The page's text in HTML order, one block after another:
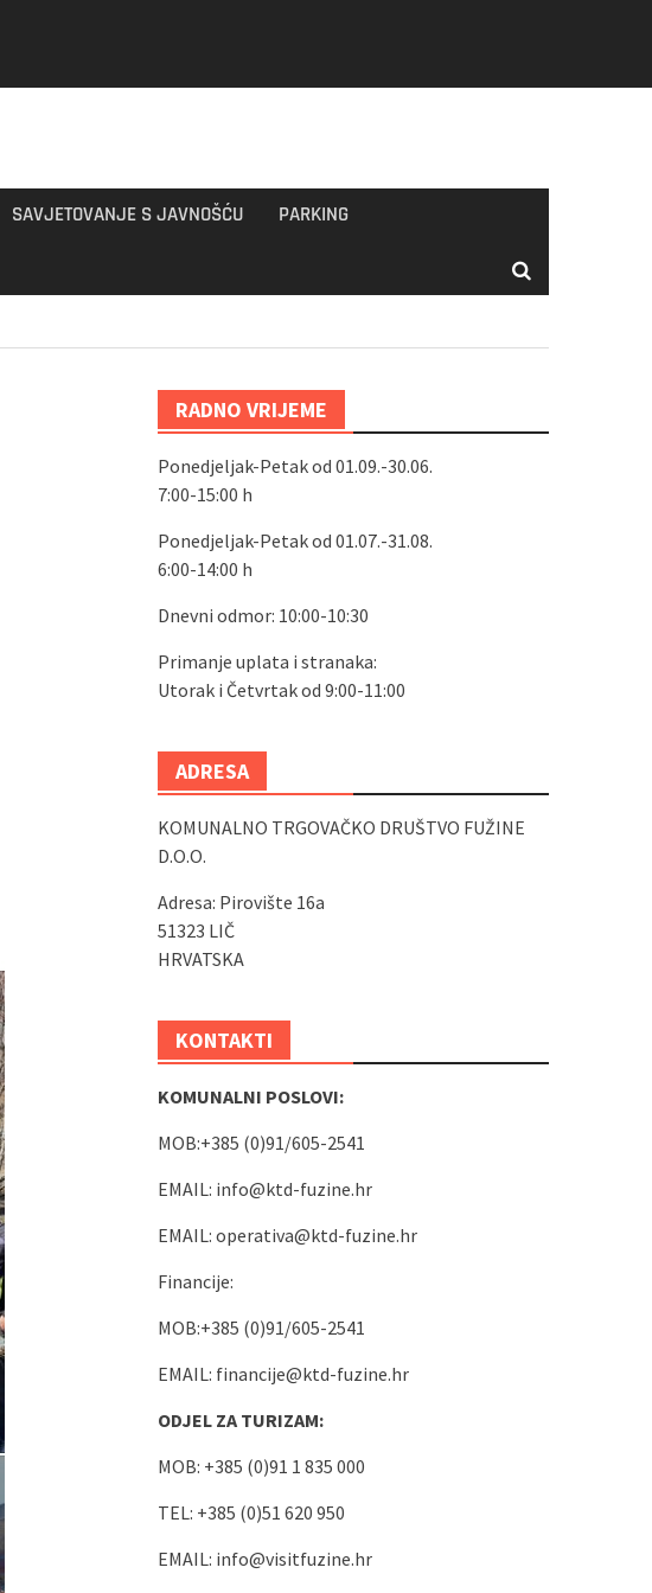
SAVJETOVANJE S JAVNOŠĆU PARKING
RADNO VRIJEME
Ponedjeljak-Petak od 01.09.-30.06.
7:00-15:00 h
Ponedjeljak-Petak od 01.07.-31.08.
6:00-14:00 h
Dnevni odmor: 10:00-10:30
Primanje uplata i stranaka:
Utorak i Četvrtak od 9:00-11:00
ADRESA
KOMUNALNO TRGOVAČKO DRUŠTVO FUŽINE
D.O.O.
Adresa: Pirovište 16a
51323 LIČ
HRVATSKA
KONTAKTI
KOMUNALNI POSLOVI:
MOB:+385 (0)91/605-2541
EMAIL: info@ktd-fuzine.hr
EMAIL: operativa@ktd-fuzine.hr
Financije:
MOB:+385 (0)91/605-2541
EMAIL: financije@ktd-fuzine.hr
ODJEL ZA TURIZAM:
MOB: +385 (0)91 1 835 000
TEL: +385 (0)51 620 950
EMAIL: info@visitfuzine.hr